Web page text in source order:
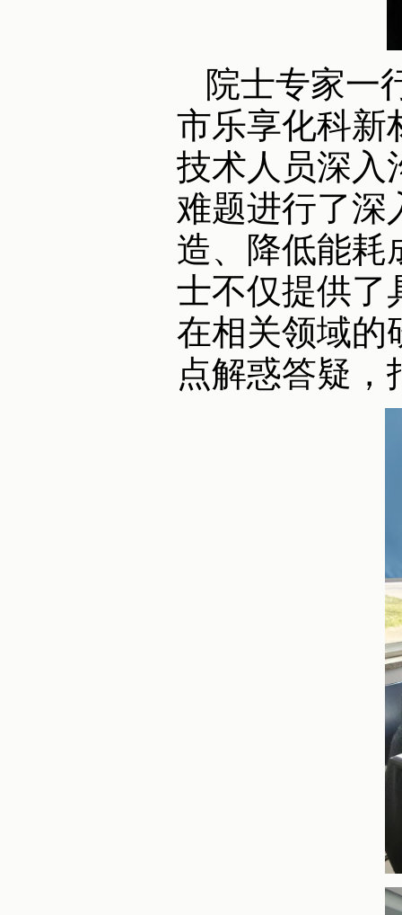
院士专家一
市乐享化科新
技术人员深入
难题进行了深
造、降低能耗
士不仅提供了
在相关领域的
点解惑答疑，